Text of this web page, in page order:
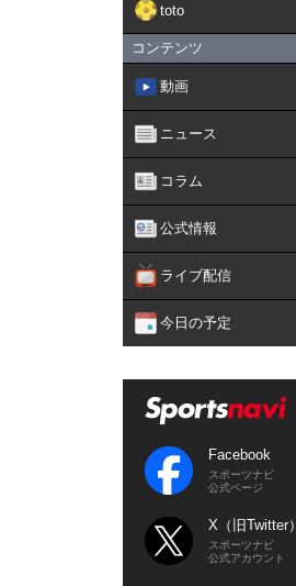
toto
コンテンツ
動画
ニュース
コラム
公式情報
ライブ配信
今日の予定
Facebook
スポーツナビ
公式ページ
X（旧Twitter）
スポーツナビ
公式アカウント